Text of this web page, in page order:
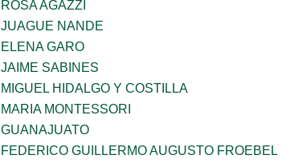
ROSA AGAZZI
JUAGUE NANDE
ELENA GARO
JAIME SABINES
MIGUEL HIDALGO Y COSTILLA
MARIA MONTESSORI
GUANAJUATO
FEDERICO GUILLERMO AUGUSTO FROEBEL